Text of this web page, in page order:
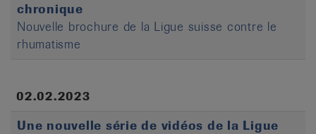
chronique
Nouvelle brochure de la Ligue suisse contre le
rhumatisme
02.02.2023
Une nouvelle série de vidéos de la Ligue